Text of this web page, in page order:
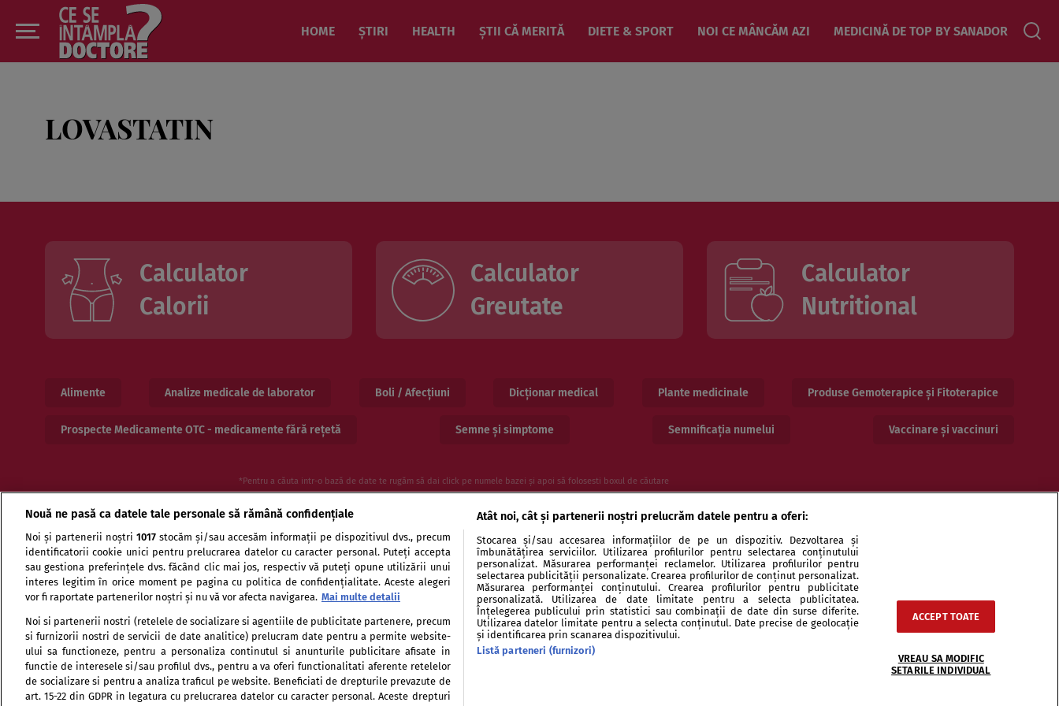
HOME ȘTIRI HEALTH ȘTII CĂ MERITĂ DIETE & SPORT NOI CE MÂNCĂM AZI MEDICINĂ DE TOP BY SANADOR
LOVASTATIN
Calculator
Calorii
Calculator
Greutate
Calculator
Nutritional
Alimente Analize medicale de laborator Boli / Afecțiuni Dicționar medical Plante medicinale Produse Gemoterapice și Fitoterapice
Prospecte Medicamente OTC - medicamente fără rețetă Semne și simptome Semnificația numelui Vaccinare și vaccinuri
*Pentru a căuta intr-o bază de date te rugăm să dai click pe numele bazei și apoi să folosesti boxul de căutare
Termeni si conditii de utilizare Politica de confidentialitate Politica de cookies Publicitate Autori și specialiști Echipa Contact Sitemap
Nouă ne pasă ca datele tale personale să rămână confidențiale
Noi și partenerii noștri 1017stocăm și/sau accesăm informații pe dispozitivul dvs., precum
identificatorii cookie unici pentru prelucrarea datelor cu caracter personal. Puteți accepta
sau gestiona preferințele dvs. făcând clic mai jos, respectiv vă puteți opune utilizării unui
interes legitim în orice moment pe pagina cu politica de confidențialitate. Aceste alegeri
vor fi raportate partenerilor noștri și nu vă vor afecta navigarea. Mai multe detalii
Noi si partenerii nostri (retelele de socializare si agentiile de publicitate partenere, precum
si furnizorii nostri de servicii de date analitice) prelucram date pentru a permite website-
ului sa functioneze, pentru a personaliza continutul si anunturile publicitare afisate in
functie de interesele si/sau profilul dvs., pentru a va oferi functionalitati aferente retelelor
de socializare si pentru a analiza traficul pe website. Beneficiati de drepturile prevazute de
art. 15-22 din GDPR in legatura cu prelucrarea datelor cu caracter personal. Aceste drepturi
Atât noi, cât și partenerii noștri prelucrăm datele pentru a oferi:
Stocarea și/sau accesarea informațiilor de pe un dispozitiv. Dezvoltarea și
îmbunătățirea serviciilor. Utilizarea profilurilor pentru selectarea conținutului
personalizat. Măsurarea performanței reclamelor. Utilizarea profilurilor pentru
selectarea publicității personalizate. Crearea profilurilor de conținut personalizat.
Măsurarea performanței conținutului. Crearea profilurilor pentru publicitate
personalizată. Utilizarea de date limitate pentru a selecta publicitatea.
Înțelegerea publicului prin statistici sau combinații de date din surse diferite.
Utilizarea datelor limitate pentru a selecta conținutul. Date precise de geolocație
și identificarea prin scanarea dispozitivului.
Listă parteneri (furnizori)
ACCEPT TOATE
VREAU SA MODIFIC
SETARILE INDIVIDUAL